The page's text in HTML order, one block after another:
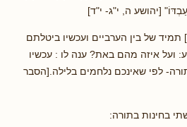
[יהושע ה, י"ג- י"ד]
של בין הערביים ועכשיו ביטלתם
ועל איזה מהם באת? ענה לו : עכשיו
לפי שאינכם נלחמים בלילה.[הסבר
בחינות בתורה: